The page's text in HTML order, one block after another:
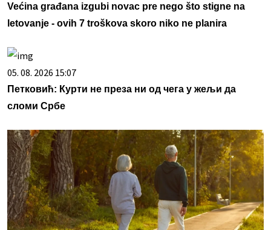
Većina građana izgubi novac pre nego što stigne na
letovanje - ovih 7 troškova skoro niko ne planira
05. 08. 2026 15:07
Петковић: Курти не преза ни од чега у жељи да
сломи Србе